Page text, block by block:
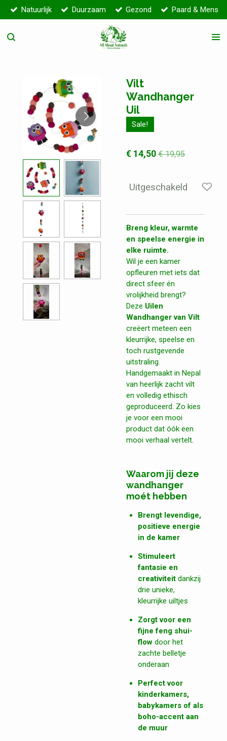
Ga
direct
naar
Natuurlijk Duurzaam Gezond Paard & Mens
Vilt
Wandhanger
Uil
Sale!
€ 14,50 € 19,95
Uitgeschakeld
Breng kleur, warmte
en speelse energie in
elke ruimte.
Wil je een kamer
opfleuren met iets dat
direct sfeer én
vrolijkheid brengt?
Deze Uilen
Wandhanger van Vilt
creëert meteen een
kleurrijke, speelse en
toch rustgevende
uitstraling.
Handgemaakt in Nepal
van heerlijk zacht vilt
en volledig ethisch
geproduceerd. Zo kies
je voor een mooi
product dat óók een
mooi verhaal vertelt.
Waarom jij deze
wandhanger
moét hebben
Brengt levendige,
positieve energie
in de kamer
Stimuleert
fantasie en
creativiteitdankzij
drie unieke,
kleurrijke uiltjes
Zorgt voor een
fijne feng shui-
flowdoor het
zachte belletje
onderaan
Perfect voor
kinderkamers,
babykamers of als
boho-accent aan
de muur